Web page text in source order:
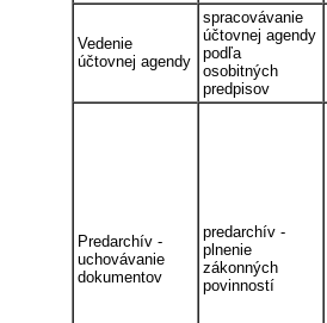
Vedenie
účtovnej agendy
spracovávanie
účtovnej agendy
podľa
osobitných
predpisov
Predarchív -
uchovávanie
dokumentov
predarchív -
plnenie
zákonných
povinností